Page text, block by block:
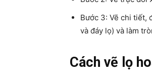
Bước 3: Vẽ chi tiết,
và đáy lọ) và làm
Cách vẽ lọ